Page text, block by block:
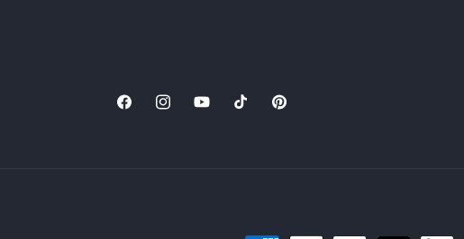
FacebookInstagramYouTubeTikTok Pinterest